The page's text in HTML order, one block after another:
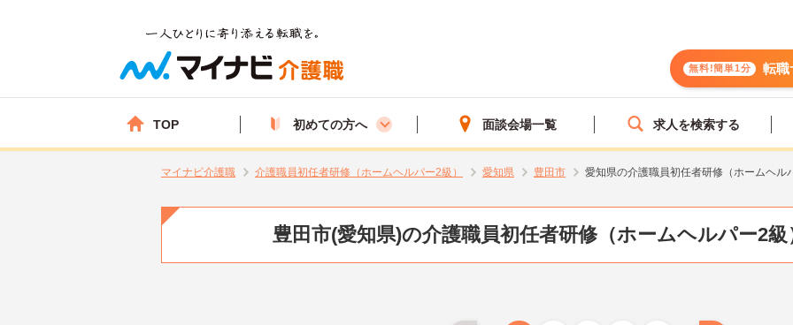
無料!簡単1分 転職
TOP 初めての方へ 面談会場一覧 求人を検索する
マイナビ介護職 介護職員初任者研修（ホームヘルパー2級） 愛知県 豊田市 愛知県の介護職員初任者研修（ホームヘル
豊田市(愛知県)の介護職員初任者研修（ホームヘルパー2級